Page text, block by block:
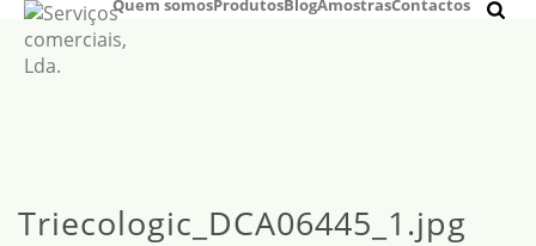
Quem somosProdutosBlogAmostrasContactos
Triecologic_DCA06445_1.jpg